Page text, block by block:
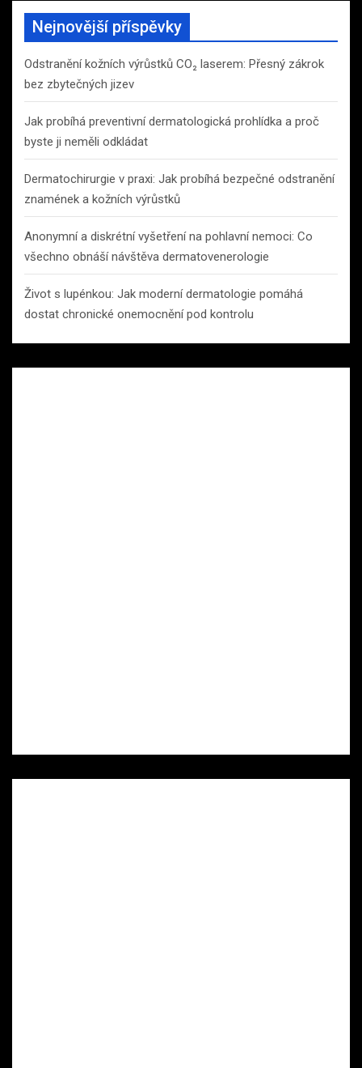
Nejnovější příspěvky
Odstranění kožních výrůstků CO₂ laserem: Přesný zákrok
bez zbytečných jizev
Jak probíhá preventivní dermatologická prohlídka a proč
byste ji neměli odkládat
Dermatochirurgie v praxi: Jak probíhá bezpečné odstranění
znamének a kožních výrůstků
Anonymní a diskrétní vyšetření na pohlavní nemoci: Co
všechno obnáší návštěva dermatovenerologie
Život s lupénkou: Jak moderní dermatologie pomáhá
dostat chronické onemocnění pod kontrolu